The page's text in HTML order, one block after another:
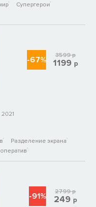
Супергерои
Разделение экрана
-67% 3599р
1199 р
-91% 2799р
249 р